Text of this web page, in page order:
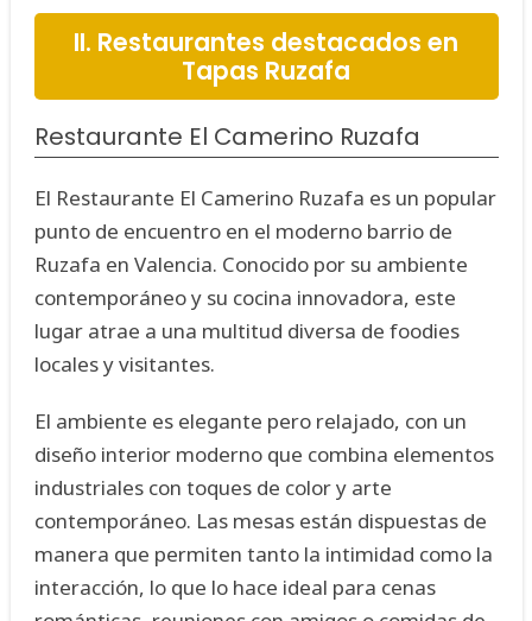
II. Restaurantes destacados en
Tapas Ruzafa
Restaurante El Camerino Ruzafa
El Restaurante El Camerino Ruzafa es un popular
punto de encuentro en el moderno barrio de
Ruzafa en Valencia. Conocido por su ambiente
contemporáneo y su cocina innovadora, este
lugar atrae a una multitud diversa de foodies
locales y visitantes.
El ambiente es elegante pero relajado, con un
diseño interior moderno que combina elementos
industriales con toques de color y arte
contemporáneo. Las mesas están dispuestas de
manera que permiten tanto la intimidad como la
interacción, lo que lo hace ideal para cenas